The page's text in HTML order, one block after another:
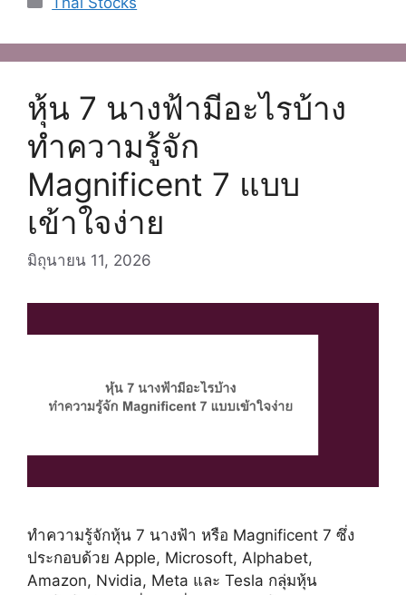
หุ้น 7 นางฟ้ามีอะไรบ้าง
ทำความรู้จัก
Magnificent 7 แบบ
เข้าใจง่าย
มิถุนายน 11, 2026
ทำความรู้จักหุ้น 7 นางฟ้า หรือ Magnificent 7 ซึ่ง
ประกอบด้วย Apple, Microsoft, Alphabet,
Amazon, Nvidia, Meta และ Tesla กลุ่มหุ้น